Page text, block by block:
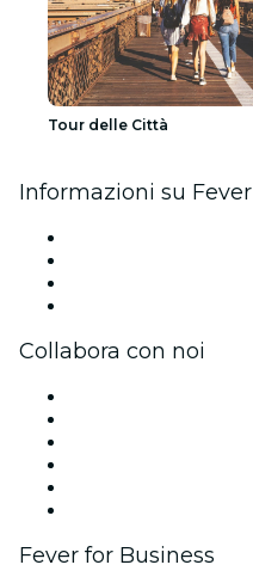
Tour delle Città
Informazioni su Fever
Collabora con noi
Fever for Business